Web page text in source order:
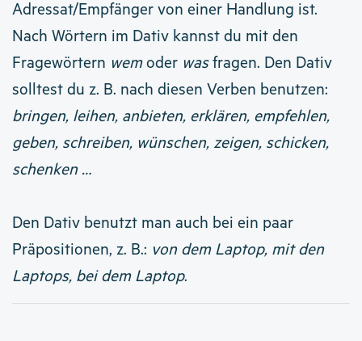
Adressat/Empfänger von einer Handlung ist.
Nach Wörtern im Dativ kannst du mit den
Fragewörtern wemoder wasfragen. Den Dativ
solltest du z. B. nach diesen Verben benutzen:
bringen, leihen, anbieten, erklären, empfehlen,
geben, schreiben, wünschen, zeigen, schicken,
schenken …
Den Dativ benutzt man auch bei ein paar
Präpositionen, z. B.: von dem Laptop, mit den
Laptops, bei dem Laptop.